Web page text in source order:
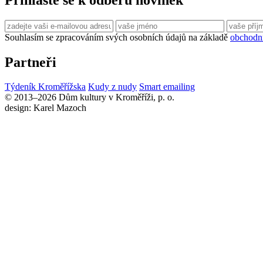
Souhlasím se zpracováním svých osobních údajů na základě
Partneři
Týdeník Kroměřížska Kudy z nudy Smart emailing
© 2013–2026 Dům kultury v Kroměříži, p. o.
design: Karel Mazoch